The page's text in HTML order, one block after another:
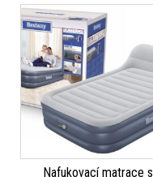
Nafukovací matrace s